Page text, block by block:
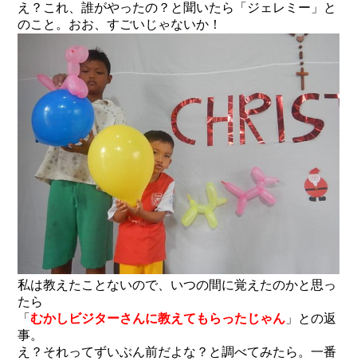
え？これ、誰がやったの？と聞いたら「ジェレミー」と
のこと。おお、すごいじゃないか！
私は教えたことないので、いつの間に覚えたのかと思っ
たら
「むかしビジターさんに教えてもらったじゃん 」との返
事。
え？それってずいぶん前だよな？と調べてみたら。一番